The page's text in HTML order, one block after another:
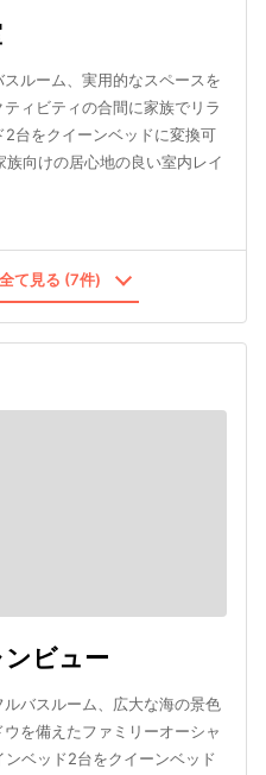
ルーム、実用的なスペースを
ィビティの合間に家族でリラ
台をクイーンベッドに変換可
向けの居心地の良い室内レイ
て見る (7件)
ビュー
バスルーム、広大な海の景色
を備えたファミリーオーシャ
ベッド2台をクイーンベッド